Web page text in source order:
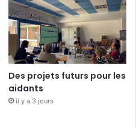
Des projets futurs pour les
aidants
il y a 3 jours